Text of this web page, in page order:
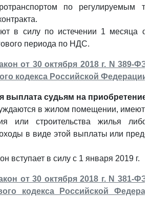
по регулируемым
в силу по истечении 1 месяца
периода по НДС.
от 30 октября 2018 г. N 389-
кодекса Российской Федерации"
выплата судьям на приобретение
в жилом помещении, имеют
или строительства жилья
в виде этой выплаты или
вступает в силу с 1 января 2019 г.
от 30 октября 2018 г. N 381-
кодекса Российской